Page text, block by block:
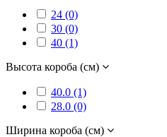
24 (0)
30 (0)
40 (1)
Высота короба (см)
40.0 (1)
28.0 (0)
Ширина короба (см)